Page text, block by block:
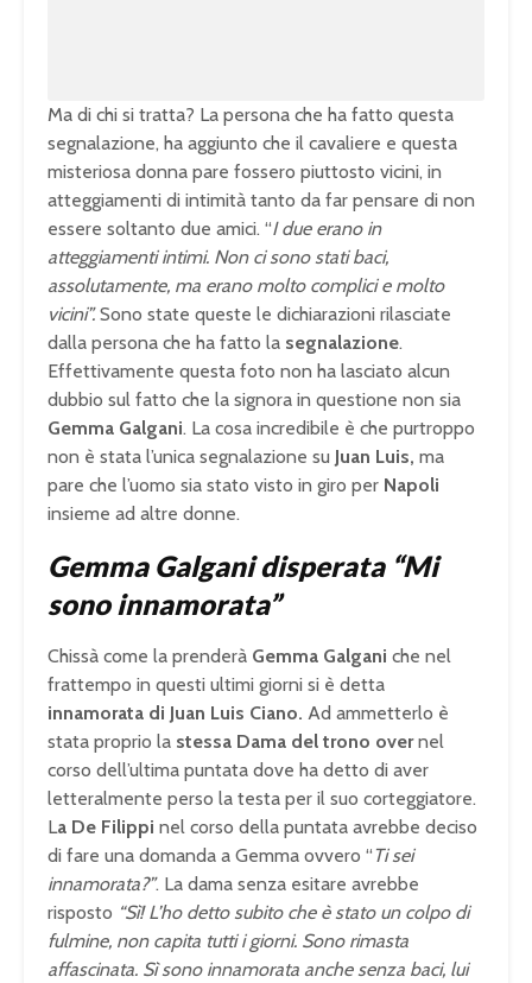
Ma di chi si tratta? La persona che ha fatto questa
segnalazione, ha aggiunto che il cavaliere e questa
misteriosa donna pare fossero piuttosto vicini, in
atteggiamenti di intimità tanto da far pensare di non
essere soltanto due amici. “I due erano in
atteggiamenti intimi. Non ci sono stati baci,
assolutamente, ma erano molto complici e molto
vicini”.Sono state queste le dichiarazioni rilasciate
dalla persona che ha fatto la segnalazione.
Effettivamente questa foto non ha lasciato alcun
dubbio sul fatto che la signora in questione non sia
Gemma Galgani. La cosa incredibile è che purtroppo
non è stata l’unica segnalazione su Juan Luis, ma
pare che l’uomo sia stato visto in giro per Napoli
insieme ad altre donne.
Gemma Galgani disperata “Mi
sono innamorata”
Chissà come la prenderà Gemma Galgani che nel
frattempo in questi ultimi giorni si è detta
innamorata di Juan Luis Ciano. Ad ammetterlo è
stata proprio la stessa Dama del trono overnel
corso dell’ultima puntata dove ha detto di aver
letteralmente perso la testa per il suo corteggiatore.
La De Filippi nel corso della puntata avrebbe deciso
di fare una domanda a Gemma ovvero “Ti sei
innamorata?”. La dama senza esitare avrebbe
risposto “Sì! L’ho detto subito che è stato un colpo di
fulmine, non capita tutti i giorni. Sono rimasta
affascinata. Sì sono innamorata anche senza baci, lui